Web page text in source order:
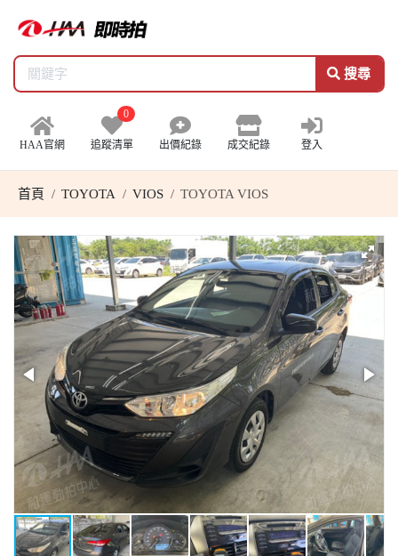
搜尋
HAA官網
0
追蹤清單 出價紀錄 成交紀錄 登入
首頁 TOYOTA VIOS TOYOTA VIOS